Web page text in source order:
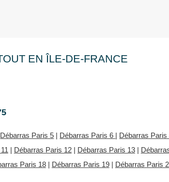
EN ÎLE-DE-FRANCE
Débarras Paris 5 | Débarras Paris 6 | Débarras Paris
| Débarras Paris 12| Débarras Paris 13|
Paris 18| Débarras Paris 19| Débarras Paris